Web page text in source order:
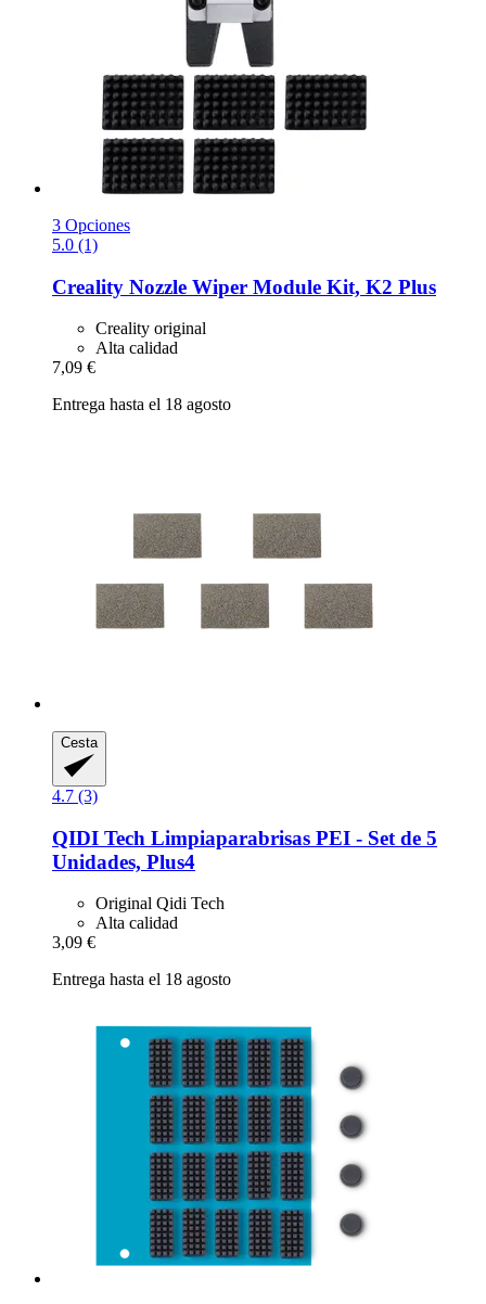
3 Opciones
5.0 (1)
Creality Nozzle Wiper Module Kit, K2 Plus
Creality original
Alta calidad
7,09 €
Entrega hasta el 18 agosto
Cesta
4.7 (3)
QIDI Tech Limpiaparabrisas PEI -​ Set de 5
Unidades, Plus4
Original Qidi Tech
Alta calidad
3,09 €
Entrega hasta el 18 agosto